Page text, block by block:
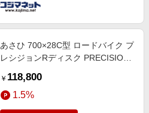
あさひ 700×28C型 ロードバイク プ
レシジョンRディスク PRECISION
【組立商品につき返品不可】
161961001
￥ 118,800
1.5%